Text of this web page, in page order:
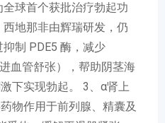
球首个获批治疗勃起功
地那非由辉瑞研发，仍
制 PDE5 酶，减少
血管舒张），帮助阴茎海
下实现勃起。 3、α肾上
物作用于前列腺、精囊及